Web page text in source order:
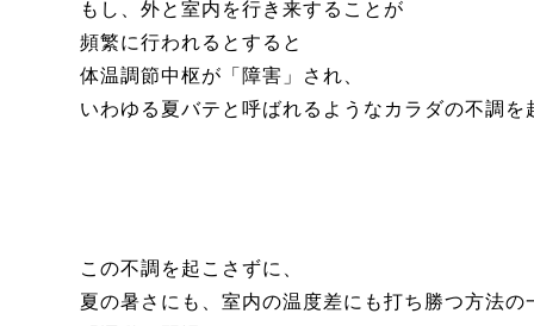
もし、外と室内を行き来することが
頻繁に行われるとすると
体温調節中枢が「障害」され、
いわゆる夏バテと呼ばれるようなカラダの不調を
この不調を起こさずに、
夏の暑さにも、室内の温度差にも打ち勝つ方法の